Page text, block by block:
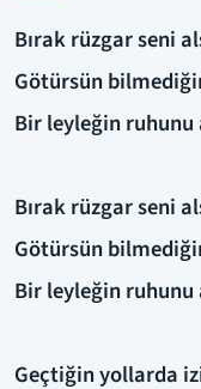
Bırak rüzgar seni
Götürsün
Bir leyleğin
Bırak rüzgar seni
Götürsün
Bir leyleğin
Geçtiğin yollarda